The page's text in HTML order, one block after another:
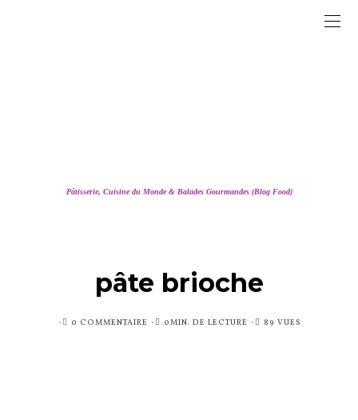
Pâtisserie, Cuisine du Monde & Balades Gourmandes (Blog Food)
pâte brioche
PUBLIÉ0 COMMENTAIRE 0MIN. DE LECTURE 89 VUES